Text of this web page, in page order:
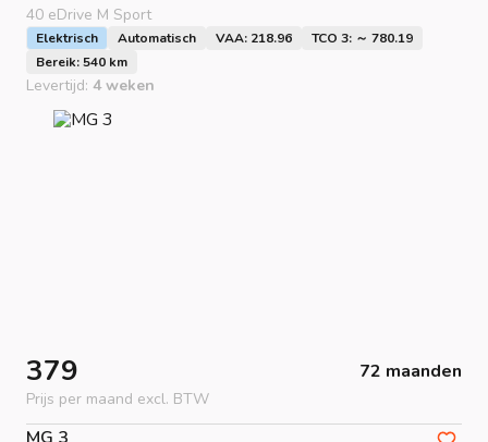
40 eDrive M Sport
Elektrisch Automatisch VAA: 218.96
TCO 3: ～ 780.19
Bereik: 540 km
Levertijd: 4 weken
379 72 maanden
Prijs per maand excl. BTW